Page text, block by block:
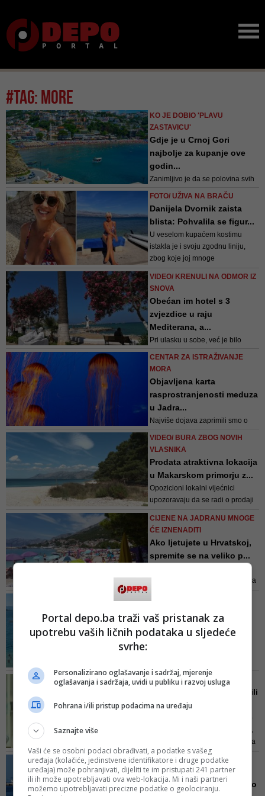
#tag: more
KO JE DOBIO 'PLAVU
ZASTAVICU'
Gdje je u Crnoj Gori
najbolje za kupanje ove
godin...
Zanimljivo je da se polovina svih
Plavih zastavica u Crnoj Gori
kupališta
FOTO/ UŽIVA NA BRAČU
Danijela Dvornik zaista
blista: Pohvalila se figur...
U veselom kupaćem kostimu
istakla je i svoju zgodnu liniju,
zbog koje joj mnoge
VIDEO/ KRENULI NA ODMOR IZ
SNOVA
Obećan im hotel s 3
zvjezdice u raju
Mediterana, a...
Pri ulasku u sobe, već je bilo
primijetno da nešto nije u redu...
popodne, a kad je voda došla,
bila je crna
CENTAR ZA ISTRAŽIVANJE
MORA
Objavljena karta
rasprostranjenosti meduza
u Jadra...
Najviše dojava zaprimili smo o
VIDEO/ BURA ZBOG NOVIH
VLASNIKA
Prodata atraktivna lokacija
u Makarskom primorju z...
Opozicioni lokalni vijećnici
upozoravaju da se radi o prodaji
zastupnika tvrdi da je riječ o
Vode kaže – ulagači će doprinijeti
razvoju lokalne zajednice
CIJENE NA JADRANU MNOGE
ĆE IZNENADITI
Ako ljetujete u Hrvatskoj,
spremite se na veliko p...
otocima, kao i u manjim mjestima
nema koncentracije skupih hotela
kao u Istri, a puno je i
pristupačnog porodičnog
U Neumu će se graditi
stanovi za mlade bračne
bismo 60 posto vrijednosti objekta
kako bi mladima cijena
navodi načelnik Dragan Jurković
ŠUŠKA SE, ŠUŠKA...
Tijelo uz tijelo, zajedno bili
i na moru: Severina...
Beogradu šuška o ovoj romansi,
te da su golupčići već mjesecima
sretni i da se ne odvajaju jedno
od drugog. Ove gradske priče
potkrepljuju i dokazi...
UŽAS NA PLAŽI, RODITELJI
ŠOKIRANI
Slovak na Jadranu snimao
Portal depo.ba traži vaš pristanak za
upotrebu vaših ličnih podataka u sljedeće
svrhe:
Personalizirano oglašavanje i sadržaj, mjerenje
oglašavanja i sadržaja, uvidi u publiku i razvoj usluga
Pohrana i/ili pristup podacima na uređaju
Saznajte više
Vaši će se osobni podaci obrađivati, a podatke s vašeg
uređaja (kolačiće, jedinstvene identifikatore i druge podatke
uređaja) može pohranjivati, dijeliti te im pristupati 241 partner
ili ih može upotrebljavati ova web-lokacija. Mi i naši partneri
možemo upotrebljavati precizne podatke o geolociranju.